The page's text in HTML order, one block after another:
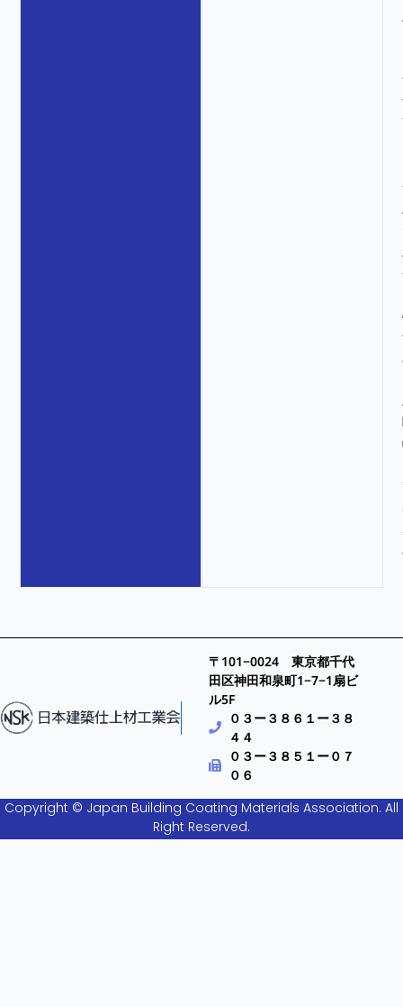
〒101−0024 東京都千代
田区神田和泉町1−7−1扇ビ
ル5F
０３ー３８６１ー３８
４４
０３ー３８５１ー０７
０６
Copyright © Japan Building Coating Materials Association. All
Right Reserved.